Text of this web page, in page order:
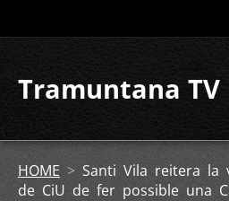
Tramuntana TV
HOME > Santi Vila reitera la
de CiU de fer possible una